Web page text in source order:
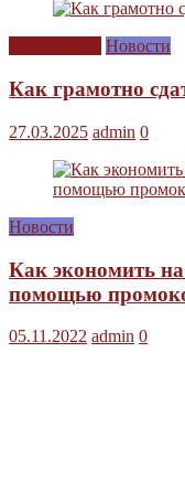
Новости
Как грамотно
27.03.2025 admin 0
Новости
Как экономить на
помощью
05.11.2022 admin 0